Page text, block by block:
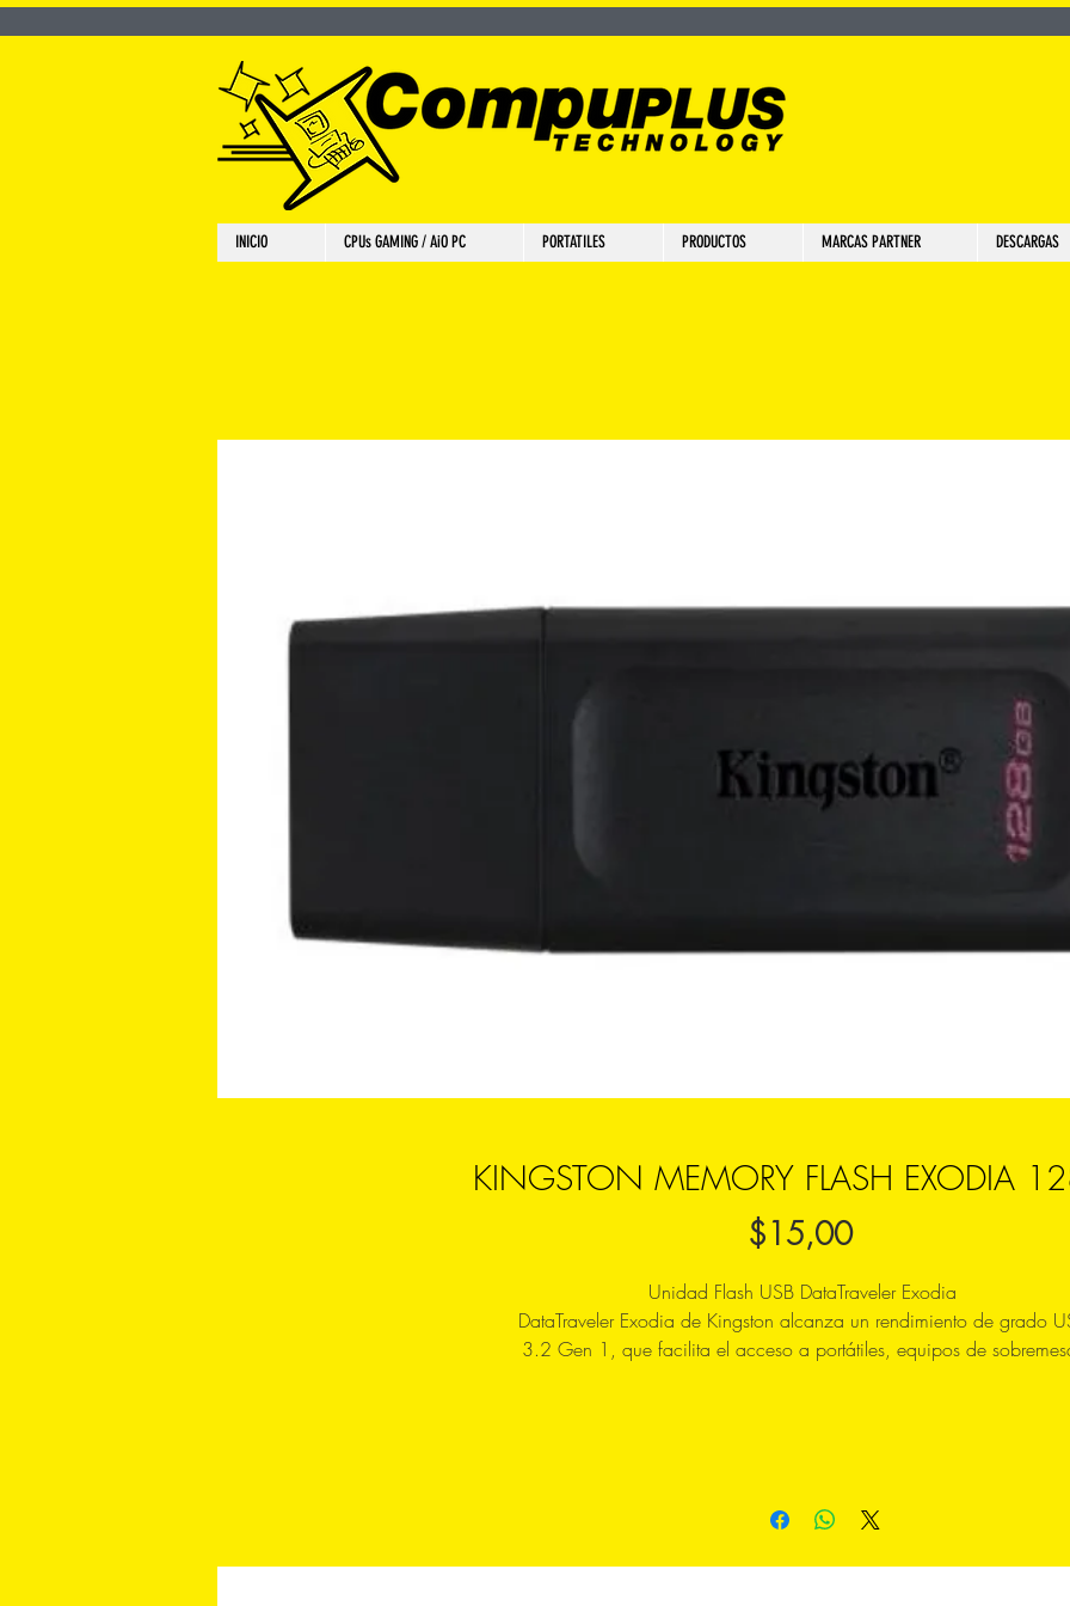
INICIO CPUs GAMING / AiO PC PORTATILES PRODUCTOS MARCAS PARTNER DESCARGAS
KINGSTON MEMORY FLASH EXODIA
$15,00Precio
Unidad Flash USB DataTraveler Exodia
DataTraveler Exodia de Kingston alcanza un rendimiento de grado
3.2 Gen 1, que facilita el acceso a portátiles, equipos de